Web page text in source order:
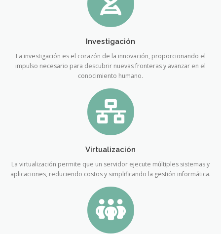
Investigación
La investigación es el corazón de la innovación, proporcionando el
impulso necesario para descubrir nuevas fronteras y avanzar en el
conocimiento humano.
Virtualización
La virtualización permite que un servidor ejecute múltiples sistemas y
aplicaciones, reduciendo costos y simplificando la gestión informática.